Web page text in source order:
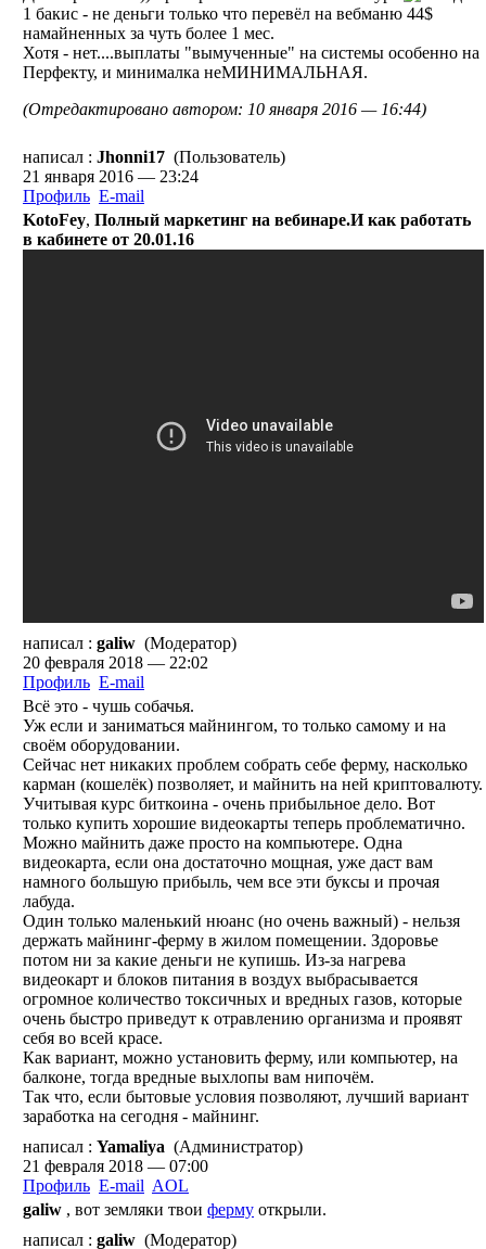
1 бакис - не деньги только что перевёл на вебманю 44$
намайненных за чуть более 1 мес.
Хотя - нет....выплаты "вымученные" на системы особенно на
Перфекту, и минималка неМИНИМАЛЬНАЯ.
(Отредактировано автором: 10 января 2016 — 16:44)
написал : Jhonni17 (Пользователь)
21 января 2016 — 23:24
Профиль E-mail
KotoFey, Полный маркетинг на вебинаре.И как работать
в кабинете от 20.01.16
написал : galiw (Модератор)
20 февраля 2018 — 22:02
Профиль E-mail
Всё это - чушь собачья.
Уж если и заниматься майнингом, то только самому и на
своём оборудовании.
Сейчас нет никаких проблем собрать себе ферму, насколько
карман (кошелёк) позволяет, и майнить на ней криптовалюту.
Учитывая курс биткоина - очень прибыльное дело. Вот
только купить хорошие видеокарты теперь проблематично.
Можно майнить даже просто на компьютере. Одна
видеокарта, если она достаточно мощная, уже даст вам
намного большую прибыль, чем все эти буксы и прочая
лабуда.
Один только маленький нюанс (но очень важный) - нельзя
держать майнинг-ферму в жилом помещении. Здоровье
потом ни за какие деньги не купишь. Из-за нагрева
видеокарт и блоков питания в воздух выбрасывается
огромное количество токсичных и вредных газов, которые
очень быстро приведут к отравлению организма и проявят
себя во всей красе.
Как вариант, можно установить ферму, или компьютер, на
балконе, тогда вредные выхлопы вам нипочём.
Так что, если бытовые условия позволяют, лучший вариант
заработка на сегодня - майнинг.
написал : Yamaliya (Администратор)
21 февраля 2018 — 07:00
Профиль E-mail AOL
galiw , вот земляки твои ферму открыли.
написал : galiw (Модератор)